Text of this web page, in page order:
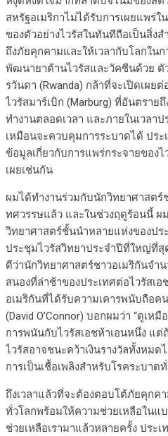
สหรัฐอเมริกาไม่ได้รับการเผยแพร่
ของตัวอย่างไวรัสในทันทีถือเป็นสิ่ง
ถึงภัยคุกคามและให้เวลากับโลกในก
พัฒนายาต้านไวรัสและวัคซีนด้วย ตัว
รวันดา (Rwanda) กล้าที่จะเปิดเผย
ไวรัสมาร์เบิก (Marburg) ที่อันตรา
ทำงานตลอดเวลา และภายในเวลา
เหมือนจะควบคุมการระบาดได้ ปร
ข้อมูลเกี่ยวกับการแพร่กระจายของไ
เผยเช่นกัน
ผมได้ทำงานร่วมกับนักวิทยาศาสตร์
ทศวรรษแล้ว และในช่วงฤดูร้อนนี้ ผ
วิทยาศาสตร์ชั้นนำหลายแห่งของปร
ประชุมไวรัสวิทยาประจำปีที่ใหญ่ที่
ดีว่านักวิทยาศาสตร์ชาวอเมริกันจำ
สนองที่ล่าช้าของประเทศต่อไวรัสเ
อเมริกันที่ได้รับความเคารพนับถือค
(David O’Connor) บอกผมว่า “ดูเห
การพนันกับไวรัสเอชห้าเอนหนึ่ง แ
ไวรัสอาจชนะคว้าเงินรางวัลทั้งหมด
การเป็นเชื้อเพลิงสำหรับโรคระบาด
ถึงเวลาแล้วที่จะต้องตอบโต้ภัยคุกค
ทั่วโลกพร้อมให้ความช่วยเหลือในแ
ช่วยเหลือเรามาแล้วหลายครั้ง ประ